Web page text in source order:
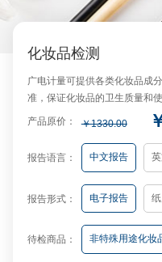
化妆品检测
广电计量可提供各类化妆品成分
证化妆品的卫生质量和使用安全，
化妆品检测
广电计量可提供各类化妆品成
准，保证化妆品的卫生质量和
产品原价： ￥1330.00
报告语言： 中文报告
报告形式： 电子报告
待检商品： 非特殊用途化妆